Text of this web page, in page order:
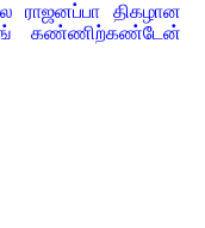
ராஜனப்பா திகழான
கண்ணிற்கண்டேன்